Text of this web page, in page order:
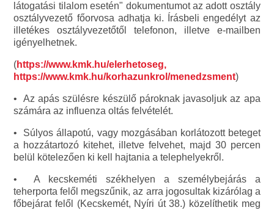
látogatási tilalom esetén" dokumentumot az adott osztály
osztályvezető főorvosa adhatja ki. Írásbeli engedélyt az
illetékes osztályvezetőtől telefonon, illetve e-mailben
igényelhetnek.
(https://www.kmk.hu/elerhetoseg,
https://www.kmk.hu/korhazunkrol/menedzsment)
• Az apás szülésre készülő pároknak javasoljuk az apa
számára az influenza oltás felvételét.
• Súlyos állapotú, vagy mozgásában korlátozott beteget
a hozzátartozó kitehet, illetve felvehet, majd 30 percen
belül kötelezően ki kell hajtania a telephelyekről.
• A kecskeméti székhelyen a személybejárás a
teherporta felől megszűnik, az arra jogosultak kizárólag a
főbejárat felől (Kecskemét, Nyíri út 38.) közelíthetik meg